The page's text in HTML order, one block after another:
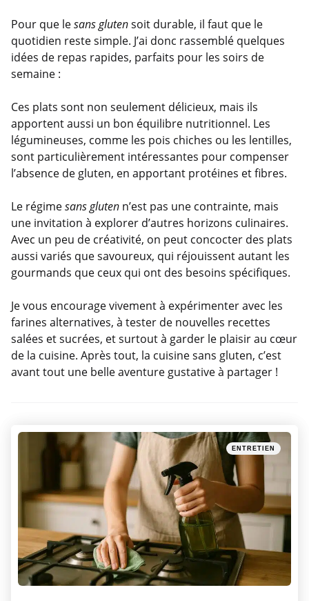
Pour que lesans glutensoit durable, il faut que le
quotidien reste simple. J’ai donc rassemblé quelques
idées de repas rapides, parfaits pour les soirs de
semaine :
Ces plats sont non seulement délicieux, mais ils
apportent aussi un bon équilibre nutritionnel. Les
légumineuses, comme les pois chiches ou les lentilles,
sont particulièrement intéressantes pour compenser
l’absence de gluten, en apportant protéines et fibres.
Le régimesans gluten n’est pas une contrainte, mais
une invitation à explorer d’autres horizons culinaires.
Avec un peu de créativité, on peut concocter des plats
aussi variés que savoureux, qui réjouissent autant les
gourmands que ceux qui ont des besoins spécifiques.
Je vous encourage vivement à expérimenter avec les
farines alternatives, à tester de nouvelles recettes
salées et sucrées, et surtout à garder le plaisir au cœur
de la cuisine. Après tout, la cuisine sans gluten, c’est
avant tout une belle aventure gustative à partager !
Post
navigation
Posted
in
ENTRETIEN